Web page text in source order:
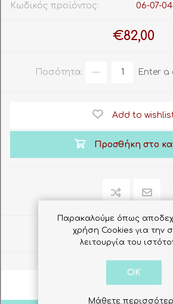
Κωδικός προϊόντος: 06-07-
€82,00
Ποσότητα: Enter
Add to
Προσθήκη στο
Share
Παρακαλούμε όπως
χρήση Cookies για την
λειτουργία του
OK
Μάθετε